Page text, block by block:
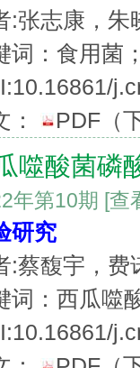
:张志康，朱
词：食用菌
：
PDF （
噬酸菌磷
年第10期 [查
研究
:蔡馥宇，费
词：西瓜噬